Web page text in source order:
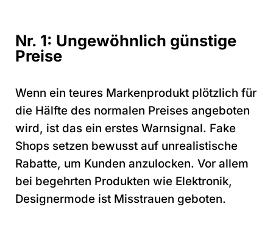
Nr. 1: Ungewöhnlich günstige
Preise
Wenn ein teures Markenprodukt plötzlich für
die Hälfte des normalen Preises angeboten
wird, ist das ein erstes Warnsignal. Fake
Shops setzen bewusst auf unrealistische
Rabatte, um Kunden anzulocken. Vor allem
bei begehrten Produkten wie Elektronik,
Designermode ist Misstrauen geboten.